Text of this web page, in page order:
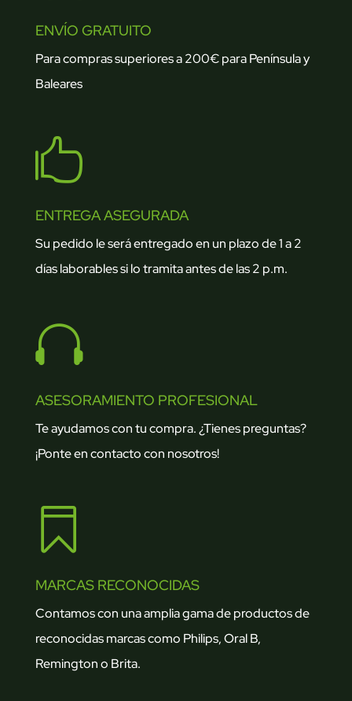
ENVÍO GRATUITO
Para compras superiores a 200€ para Península y
Baleares

ENTREGA ASEGURADA
Su pedido le será entregado en un plazo de 1 a 2
días laborables si lo tramita antes de las 2 p.m.

ASESORAMIENTO PROFESIONAL
Te ayudamos con tu compra. ¿Tienes preguntas?
¡Ponte en contacto con nosotros!

MARCAS RECONOCIDAS
Contamos con una amplia gama de productos de
reconocidas marcas como Philips, Oral B,
Remington o Brita.